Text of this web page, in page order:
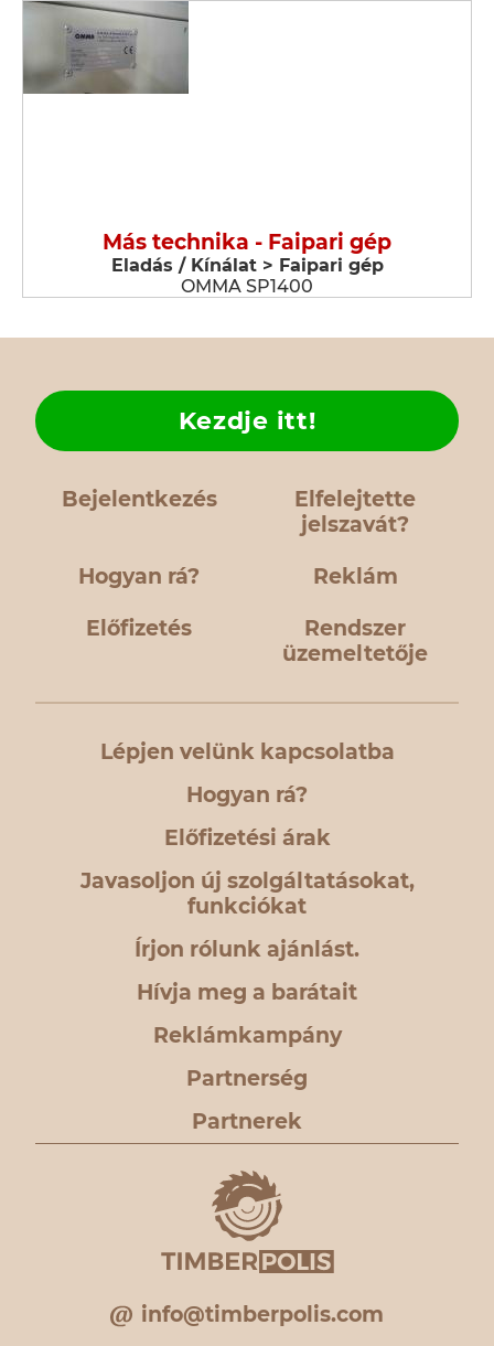
Más technika - Faipari gép
Eladás / Kínálat > Faipari gép
OMMA SP1400
Bejelentkezés
Elfelejtette
jelszavát?
Hogyan rá?
Kezdje itt!
Reklám
Előfizetés
Rendszer
üzemeltetője
Lépjen velünk kapcsolatba
Hogyan rá?
Előfizetési árak
Javasoljon új szolgáltatásokat,
funkciókat
Írjon rólunk ajánlást.
Hívja meg a barátait
Reklámkampány
Partnerség
Partnerek
info@timberpolis.com